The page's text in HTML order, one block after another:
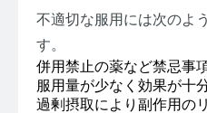
不適切な服用には次のよ
す。
併用禁止の薬など禁忌事
服用量が少なく効果が十
過剰摂取により副作用の